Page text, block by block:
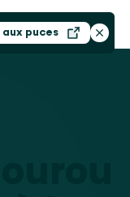
aux puces
Ouvrir dans un